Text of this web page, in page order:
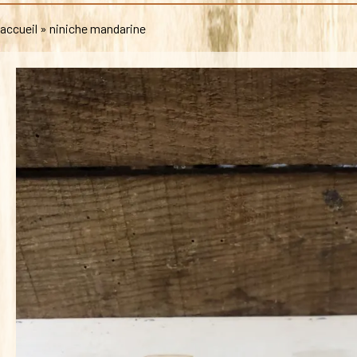
accueil »niniche mandarine